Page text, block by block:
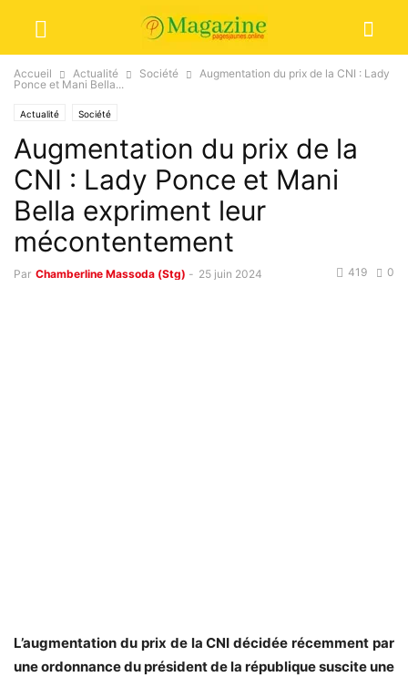
Accueil Actualité Société
Augmentation du prix de la CNI : Lady
Ponce et Mani Bella...
Actualité Société
Augmentation du prix de la
CNI : Lady Ponce et Mani
Bella expriment leur
mécontentement
Par Chamberline Massoda (Stg) - 25 juin 2024 0
419
L’augmentation du prix de la CNI décidée récemment par
une ordonnance du président de la république suscite une